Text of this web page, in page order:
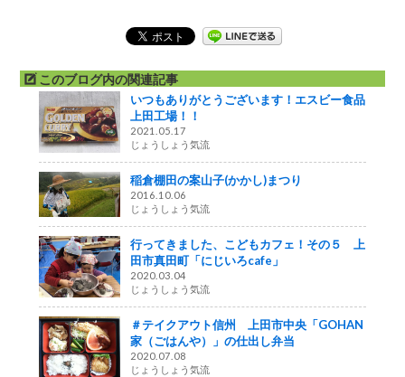
このブログ内の関連記事
いつもありがとうございます！エスビー食品
上田工場！！
2021.05.17
じょうしょう気流
稲倉棚田の案山子(かかし)まつり
2016.10.06
じょうしょう気流
行ってきました、こどもカフェ！その５ 上
田市真田町「にじいろcafe」
2020.03.04
じょうしょう気流
＃テイクアウト信州 上田市中央「GOHAN
家（ごはんや）」の仕出し弁当
2020.07.08
じょうしょう気流